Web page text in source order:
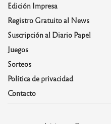
Edición Impresa
Registro Gratuito al News
Suscripción al Diario Papel
Juegos
Sorteos
Política de privacidad
Contacto